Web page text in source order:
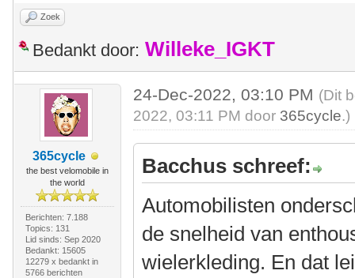
Zoek
Bedankt door: Willeke_IGKT
365cycle
the best velomobile in
the world
Berichten: 7.188
Topics: 131
Lid sinds: Sep 2020
Bedankt: 15605
12279 x bedankt in
5766 berichten
24-Dec-2022, 03:10 PM (Dit
2022, 03:11 PM door 365cycle.)
Bacchus schreef:
Automobilisten
de snelheid van
wielerkleding. En dat